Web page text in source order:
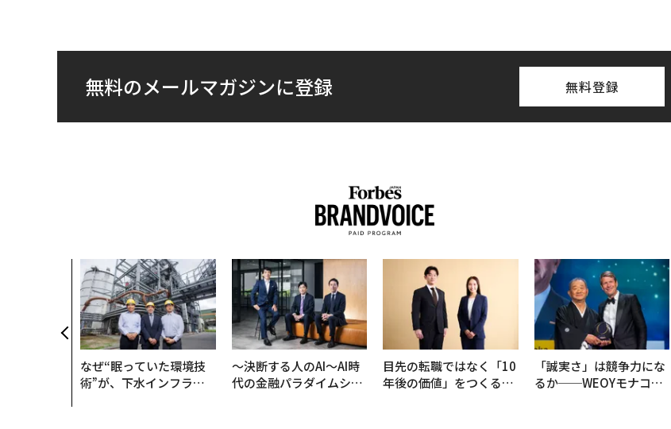
無料のメールマガジンに登録 無料登録
なぜ“眠っていた環境技
術”が、下水インフラを
〜決断する人のAI〜AI時
代の金融パラダイムシフ
目先の転職ではなく「10
年後の価値」をつくる─
「誠実さ」は競争力にな
るか──WEOYモナコで